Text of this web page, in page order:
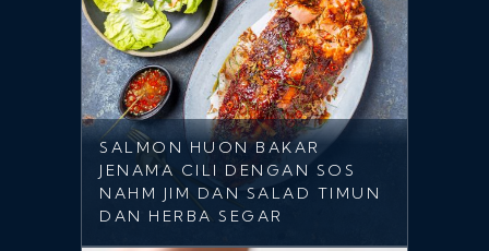
SALMON HUON BAKAR
JENAMA CILI DENGAN SOS
NAHM JIM DAN SALAD TIMUN
DAN HERBA SEGAR